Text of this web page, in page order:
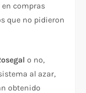
compras
que no pidieron
o no,
al azar,
obtenido